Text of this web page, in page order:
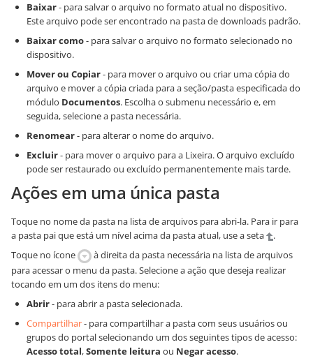
Baixar- para salvar o arquivo no formato atual no dispositivo.
Este arquivo pode ser encontrado na pasta de downloads padrão.
Baixar como- para salvar o arquivo no formato selecionado no
dispositivo.
Mover ou Copiar- para mover o arquivo ou criar uma cópia do
arquivo e mover a cópia criada para a seção/pasta especificada do
módulo Documentos. Escolha o submenu necessário e, em
seguida, selecione a pasta necessária.
Renomear- para alterar o nome do arquivo.
Excluir- para mover o arquivo para a Lixeira. O arquivo excluído
pode ser restaurado ou excluído permanentemente mais tarde.
Ações em uma única pasta
Toque no nome da pasta na lista de arquivos para abri-la. Para ir para
a pasta pai que está um nível acima da pasta atual, use a seta
.
Toque no ícone
à direita da pasta necessária na lista de arquivos
para acessar o menu da pasta. Selecione a ação que deseja realizar
tocando em um dos itens do menu:
Abrir- para abrir a pasta selecionada.
Compartilhar- para compartilhar a pasta com seus usuários ou
grupos do portal selecionando um dos seguintes tipos de acesso:
Acesso total,Somente leitura ou Negar acesso.